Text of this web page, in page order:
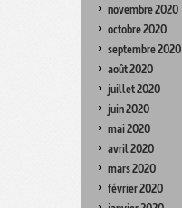
novembre 2020
octobre 2020
septembre 2020
août 2020
juillet 2020
juin 2020
mai 2020
avril 2020
mars 2020
février 2020